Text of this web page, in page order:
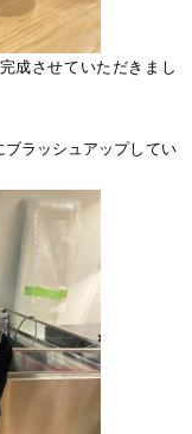
成させていただきまし
ラッシュアップしてい